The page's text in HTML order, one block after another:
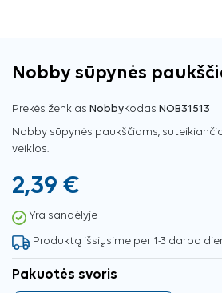
Nobby sūpynės
Prekės ženklas NobbyKodas NOB31513
Nobby sūpynės paukščiams,
veiklos.
2,39 €
Yra sandėlyje
Produktą išsiųsime per 1-3 darbo
Pakuotės svoris